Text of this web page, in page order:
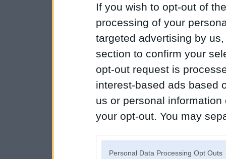
If you wish to opt-out of
processing of your
targeted advertising by
section to confirm your
opt-out request is
interest-based ads based
us or personal
your opt-out. You may
Personal Data Processing Opt Outs